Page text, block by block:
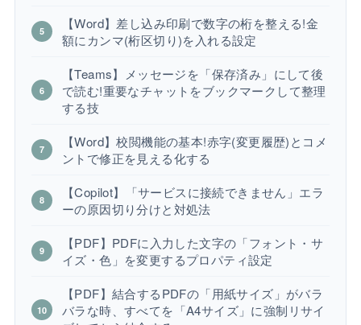
【Word】差し込み印刷で数字の桁を整える!金
額にカンマ(桁区切り)を入れる設定
【Teams】メッセージを「保存済み」にして後
で読む!重要なチャットをブックマークして整理
する技
【Word】校閲機能の基本!赤字(変更履歴)とコメ
ントで修正を見える化する
【Copilot】「サービスに接続できません」エラ
ーの原因切り分けと対処法
【PDF】PDFに入力した文字の「フォント・サ
イズ・色」を変更するプロパティ設定
【PDF】結合するPDFの「用紙サイズ」がバラ
バラな時、すべてを「A4サイズ」に強制リサイ